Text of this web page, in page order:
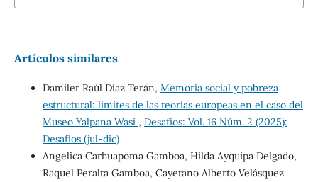
Artículos similares
Damiler Raúl Díaz Terán, Memoria social y pobreza
estructural: límites de las teorías europeas en el caso del
Museo Yalpana Wasi , Desafíos: Vol. 16 Núm. 2 (2025):
Desafíos (jul-dic)
Angelica Carhuapoma Gamboa, Hilda Ayquipa Delgado,
Raquel Peralta Gamboa, Cayetano Alberto Velásquez